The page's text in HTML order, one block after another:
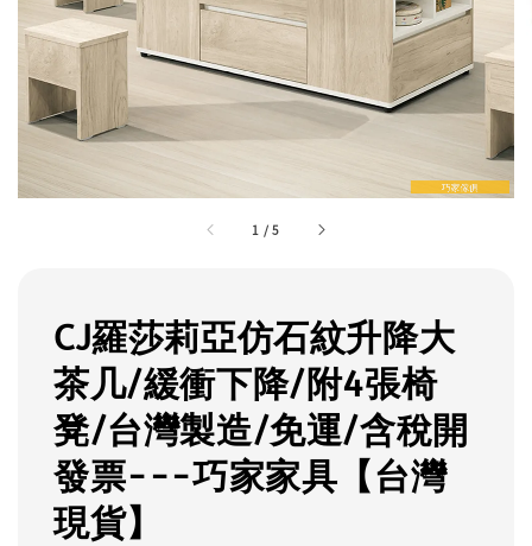
1 /5
CJ羅莎莉亞仿石紋升降大
茶几/緩衝下降/附4張椅
凳/台灣製造/免運/含稅開
發票---巧家家具【台灣
現貨】